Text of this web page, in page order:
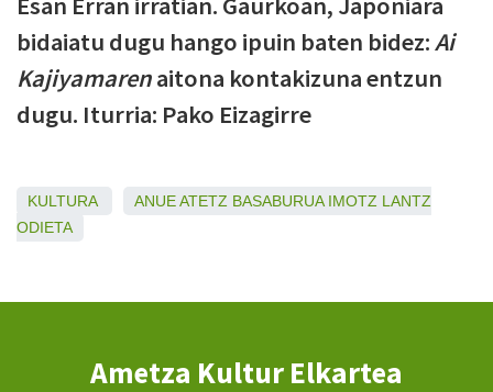
bidaiatu dugu hango ipuin baten bidez:Ai
Kajiyamarenaitona kontakizuna entzun
dugu. Iturria: Pako Eizagirre
KULTURA ANUEATETZ BASABURUA IMOTZ LANTZ
ODIETA
Ametza Kultur Elkartea